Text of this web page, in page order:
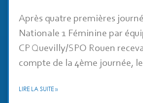
Après quatre premières
Nationale 1 Féminine par
CP Quevilly/SPO Rouen
compte de la 4ème journée,
LIRE LA SUITE »